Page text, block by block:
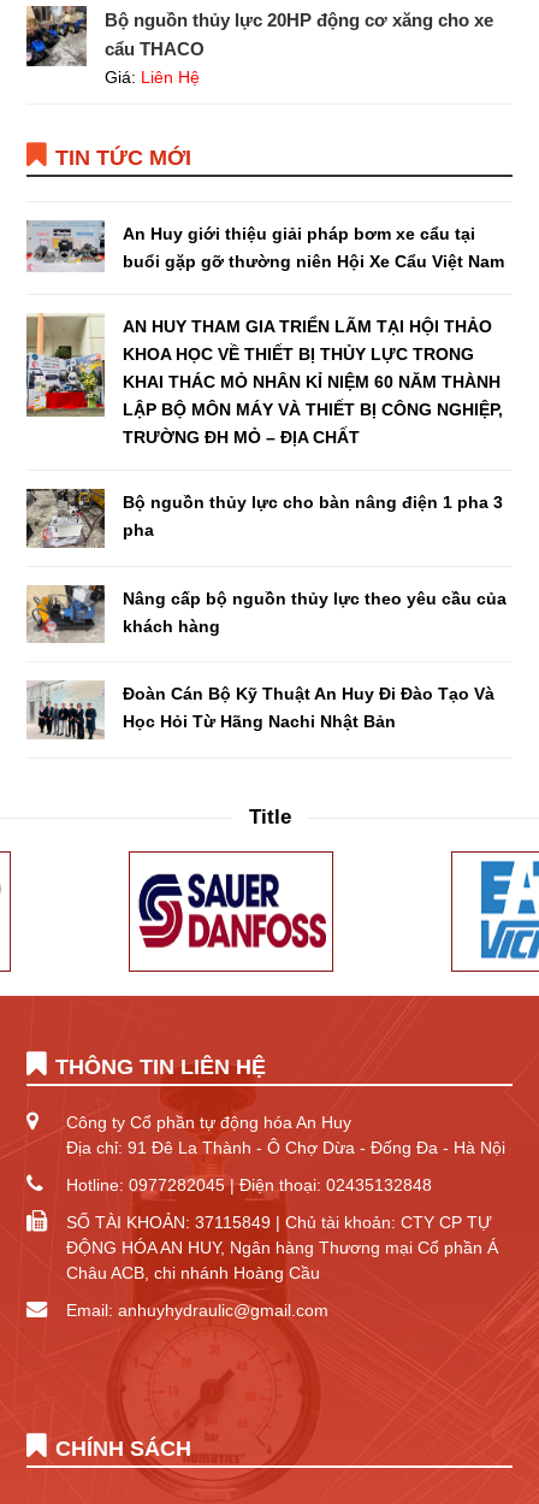
Bộ nguồn thủy lực 20HP động cơ xăng cho xe
cẩu THACO
Giá: Liên Hệ
TIN TỨC MỚI
An Huy giới thiệu giải pháp bơm xe cẩu tại
buổi gặp gỡ thường niên Hội Xe Cẩu Việt Nam
AN HUY THAM GIA TRIỂN LÃM TẠI HỘI THẢO
KHOA HỌC VỀ THIẾT BỊ THỦY LỰC TRONG
KHAI THÁC MỎ NHÂN KỈ NIỆM 60 NĂM THÀNH
LẬP BỘ MÔN MÁY VÀ THIẾT BỊ CÔNG NGHIỆP,
TRƯỜNG ĐH MỎ – ĐỊA CHẤT
Bộ nguồn thủy lực cho bàn nâng điện 1 pha 3
pha
Nâng cấp bộ nguồn thủy lực theo yêu cầu của
khách hàng
Đoàn Cán Bộ Kỹ Thuật An Huy Đi Đào Tạo Và
Học Hỏi Từ Hãng Nachi Nhật Bản
Title
THÔNG TIN LIÊN HỆ
Công ty Cổ phần tự động hóa An Huy
Địa chỉ: 91 Đê La Thành - Ô Chợ Dừa - Đống Đa - Hà Nội
Hotline: 0977282045 | Điện thoại: 02435132848
SỐ TÀI KHOẢN: 37115849 | Chủ tài khoản: CTY CP TỰ
ĐỘNG HÓA AN HUY, Ngân hàng Thương mại Cổ phần Á
Châu ACB, chi nhánh Hoàng Cầu
Email: anhuyhydraulic@gmail.com
CHÍNH SÁCH